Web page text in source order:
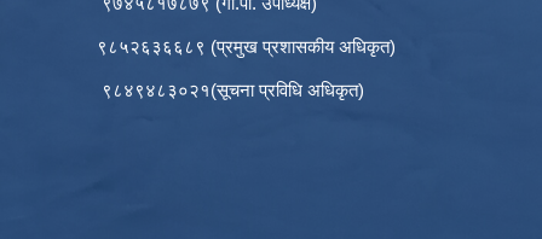
९८५२६३६६८९ (प्रमुख प्रशासकीय अधिकृत)
९८४९४८३०२१(सूचना प्रविधि अधिकृत)